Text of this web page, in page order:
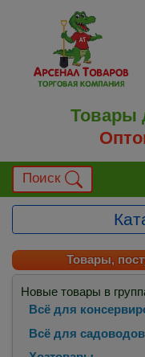
Товары
Поиск
Товары,
Новые товары в
Всё для
Всё для садоводов